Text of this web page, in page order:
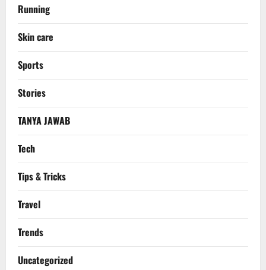
Running
Skin care
Sports
Stories
TANYA JAWAB
Tech
Tips & Tricks
Travel
Trends
Uncategorized